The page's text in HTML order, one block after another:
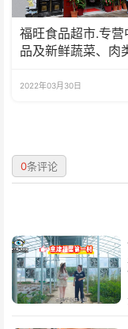
福旺食品超市.专营
品及新鲜蔬菜、肉
2022年03月30日
0条评论